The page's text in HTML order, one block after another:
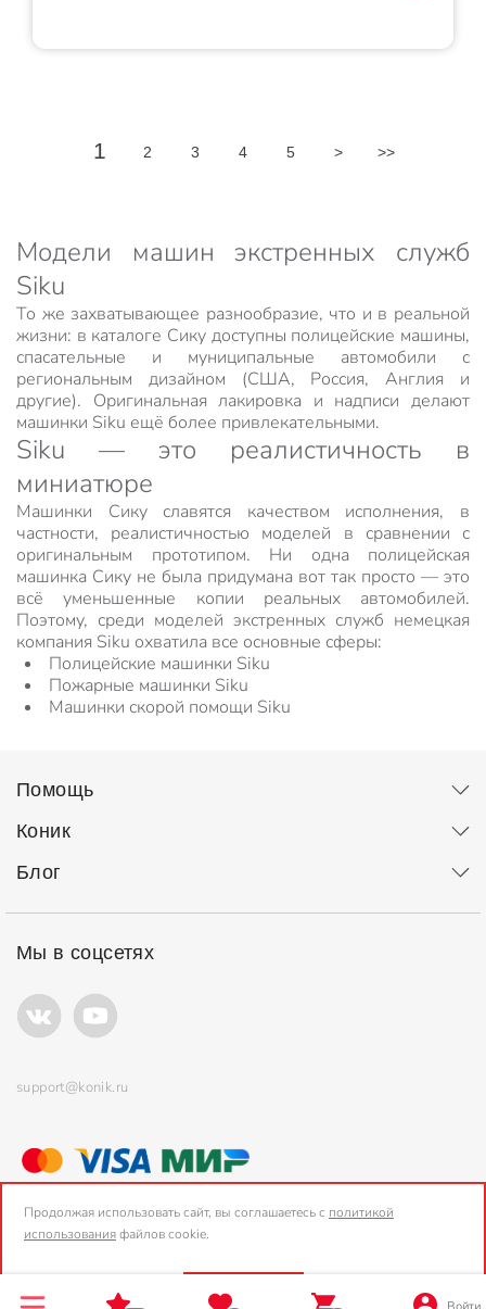
1 2 3 4 5 > >>
Модели машин экстренных служб
Siku
То же захватывающее разнообразие, что и в реальной
жизни: в каталоге Сику доступны полицейские машины,
спасательные и муниципальные автомобили с
региональным дизайном (США, Россия, Англия и
другие). Оригинальная лакировка и надписи делают
машинки Siku ещё более привлекательными.
Siku — это реалистичность в
миниатюре
Машинки Сику славятся качеством исполнения, в
частности, реалистичностью моделей в сравнении с
оригинальным прототипом. Ни одна полицейская
машинка Сику не была придумана вот так просто — это
всё уменьшенные копии реальных автомобилей.
Поэтому, среди моделей экстренных служб немецкая
компания Siku охватила все основные сферы:
Полицейские машинки Siku
Пожарные машинки Siku
Машинки скорой помощи Siku
Помощь
Коник
Блог
Мы в соцсетях
support@konik.ru
2006-2026, Konik.ru
Продолжая использовать сайт, вы соглашаетесь с политикой
использованияфайлов cookie.